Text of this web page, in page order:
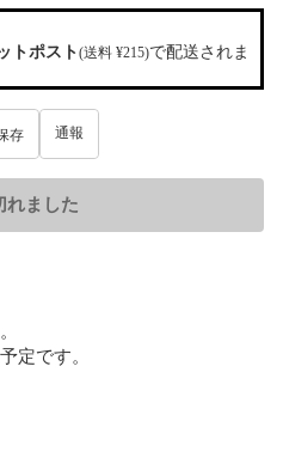
トポスト(送料 ¥215)で配送されま
存 通報
れました
定です。